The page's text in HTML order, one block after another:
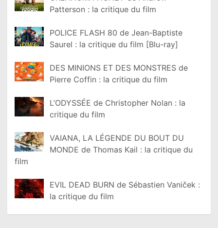
Patterson : la critique du film
POLICE FLASH 80 de Jean-Baptiste
Saurel : la critique du film [Blu-ray]
DES MINIONS ET DES MONSTRES de
Pierre Coffin : la critique du film
L’ODYSSÉE de Christopher Nolan : la
critique du film
VAIANA, LA LÉGENDE DU BOUT DU
MONDE de Thomas Kail : la critique du
film
EVIL DEAD BURN de Sébastien Vaniček :
la critique du film